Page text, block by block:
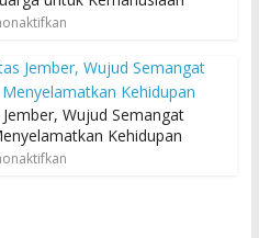
Wujud Semangat
Kehidupan